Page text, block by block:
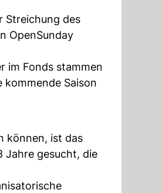
Streichung des
OpenSunday
im Fonds stammen
kommende Saison
können, ist das
Jahre gesucht, die